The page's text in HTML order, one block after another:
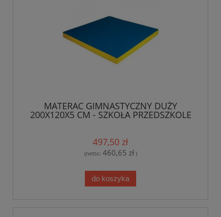
MATERAC GIMNASTYCZNY DUŻY
200X120X5 CM - SZKOŁA PRZEDSZKOLE
497,50 zł
(netto: 460,65 zł)
do koszyka